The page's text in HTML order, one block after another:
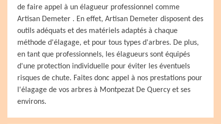
de faire appel à un élagueur professionnel comme
Artisan Demeter . En effet, Artisan Demeter disposent des
outils adéquats et des matériels adaptés à chaque
méthode d'élagage, et pour tous types d'arbres. De plus,
en tant que professionnels, les élagueurs sont équipés
d'une protection individuelle pour éviter les éventuels
risques de chute. Faites donc appel à nos prestations pour
l'élagage de vos arbres à Montpezat De Quercy et ses
environs.